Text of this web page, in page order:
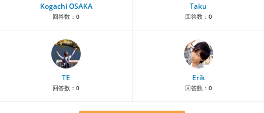
Kogachi OSAKA
回答数： 0
Taku
回答数： 0
TE
回答数： 0
Erik
回答数： 0